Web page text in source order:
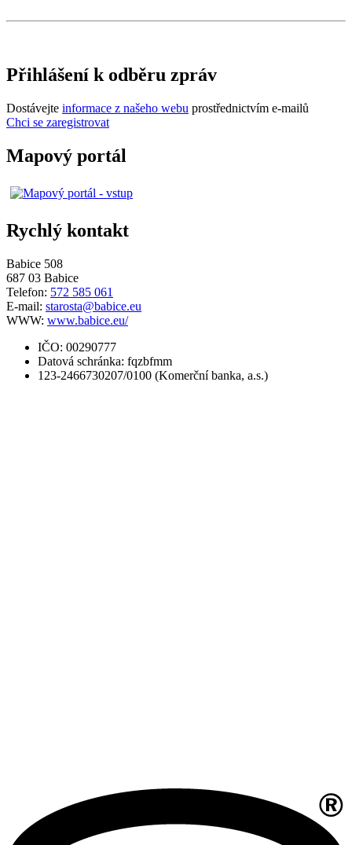
Přihlášení k odběru zpráv
Dostávejte informace z našeho webu prostřednictvím e-mailů
Chci se zaregistrovat
Mapový portál
Rychlý kontakt
Babice 508
687 03 Babice
Telefon: 572 585 061
E-mail: starosta@babice.eu
WWW: www.babice.eu/
IČO: 00290777
Datová schránka: fqzbfmm
123-2466730207/0100 (Komerční banka, a.s.)